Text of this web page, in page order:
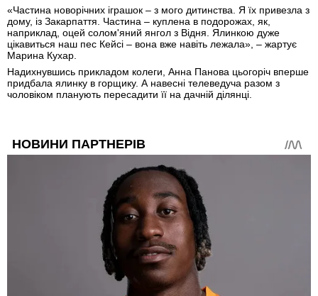
«Частина новорічних іграшок – з мого дитинства. Я їх привезла з
дому, із Закарпаття. Частина – куплена в подорожах, як,
наприклад, оцей солом'яний янгол з Відня. Ялинкою дуже
цікавиться наш пес Кейсі – вона вже навіть лежала», – жартує
Марина Кухар.
Надихнувшись прикладом колеги, Анна Панова цьогоріч вперше
придбала ялинку в горщику. А навесні телеведуча разом з
чоловіком планують пересадити її на дачній ділянці.